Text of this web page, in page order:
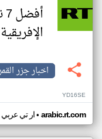
الإفريقية 2025
اخبار جزر
YD16SE
ار تي عربي• arabic.rt.com